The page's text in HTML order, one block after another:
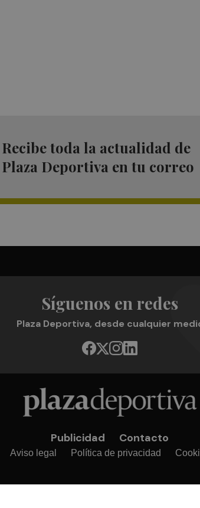
Recibe toda la actualidad de
Plaza Deportiva en tu correo
Síguenos en redes
Plaza Deportiva, desde cualquier
Publicidad Contacto
Aviso legal Política de privacidad